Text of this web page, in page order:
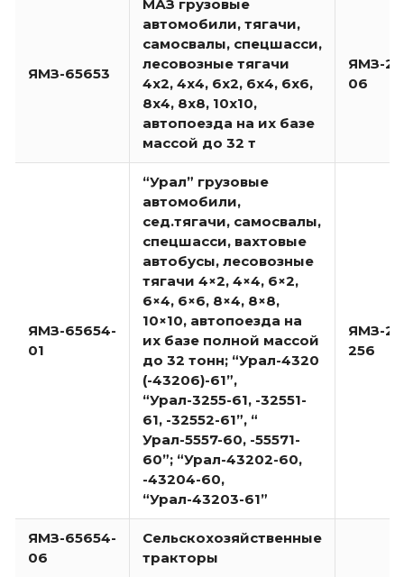
ЯМЗ-65653
МАЗ грузовые
автомобили, тягачи,
самосвалы, спецшасси,
лесовозные тягачи
4х2, 4х4, 6х2, 6х4, 6х6,
8х4, 8х8, 10х10,
автопоезда на их базе
массой до 32 т
ЯМЗ-
06
ЯМЗ-65654-
01
“Урал” грузовые
автомобили,
сед.тягачи, самосвалы,
спецшасси, вахтовые
автобусы, лесовозные
тягачи 4×2, 4×4, 6×2,
6×4, 6×6, 8×4, 8×8,
10×10, автопоезда на
их базе полной массой
до 32 тонн; “Урал-4320
(-43206)-61”,
“Урал-3255-61, -32551-
61, -32552-61”, “
Урал-5557-60, -55571-
60”; “Урал-43202-60,
-43204-60,
“Урал-43203-61”
ЯМЗ-
256
ЯМЗ-65654-
06
Сельскохозяйственные
тракторы